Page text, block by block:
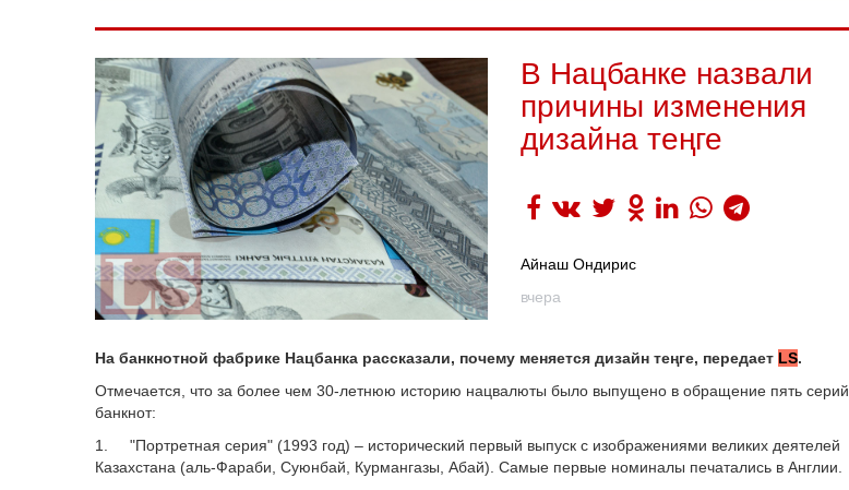
В Нацбанке назвали
причины изменения
дизайна теңге
Айнаш Ондирис
вчера
На банкнотной фабрике Нацбанка рассказали, почему меняется дизайн теңге, передает LS.
Отмечается, что за более чем 30-летнюю историю нацвалюты было выпущено в обращение пять серий
банкнот:
1. "Портретная серия" (1993 год) – исторический первый выпуск с изображениями великих деятелей
Казахстана (аль-Фараби, Суюнбай, Курмангазы, Абай). Самые первые номиналы печатались в Англии.